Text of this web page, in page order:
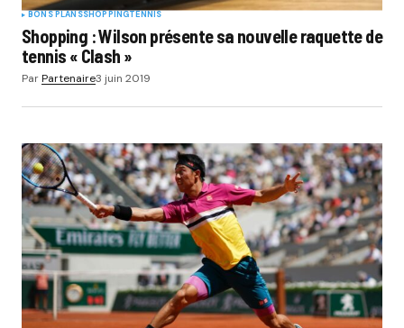
BONS PLANSSHOPPINGTENNIS
Shopping : Wilson présente sa nouvelle raquette de
tennis « Clash »
ParPartenaire3 juin 2019